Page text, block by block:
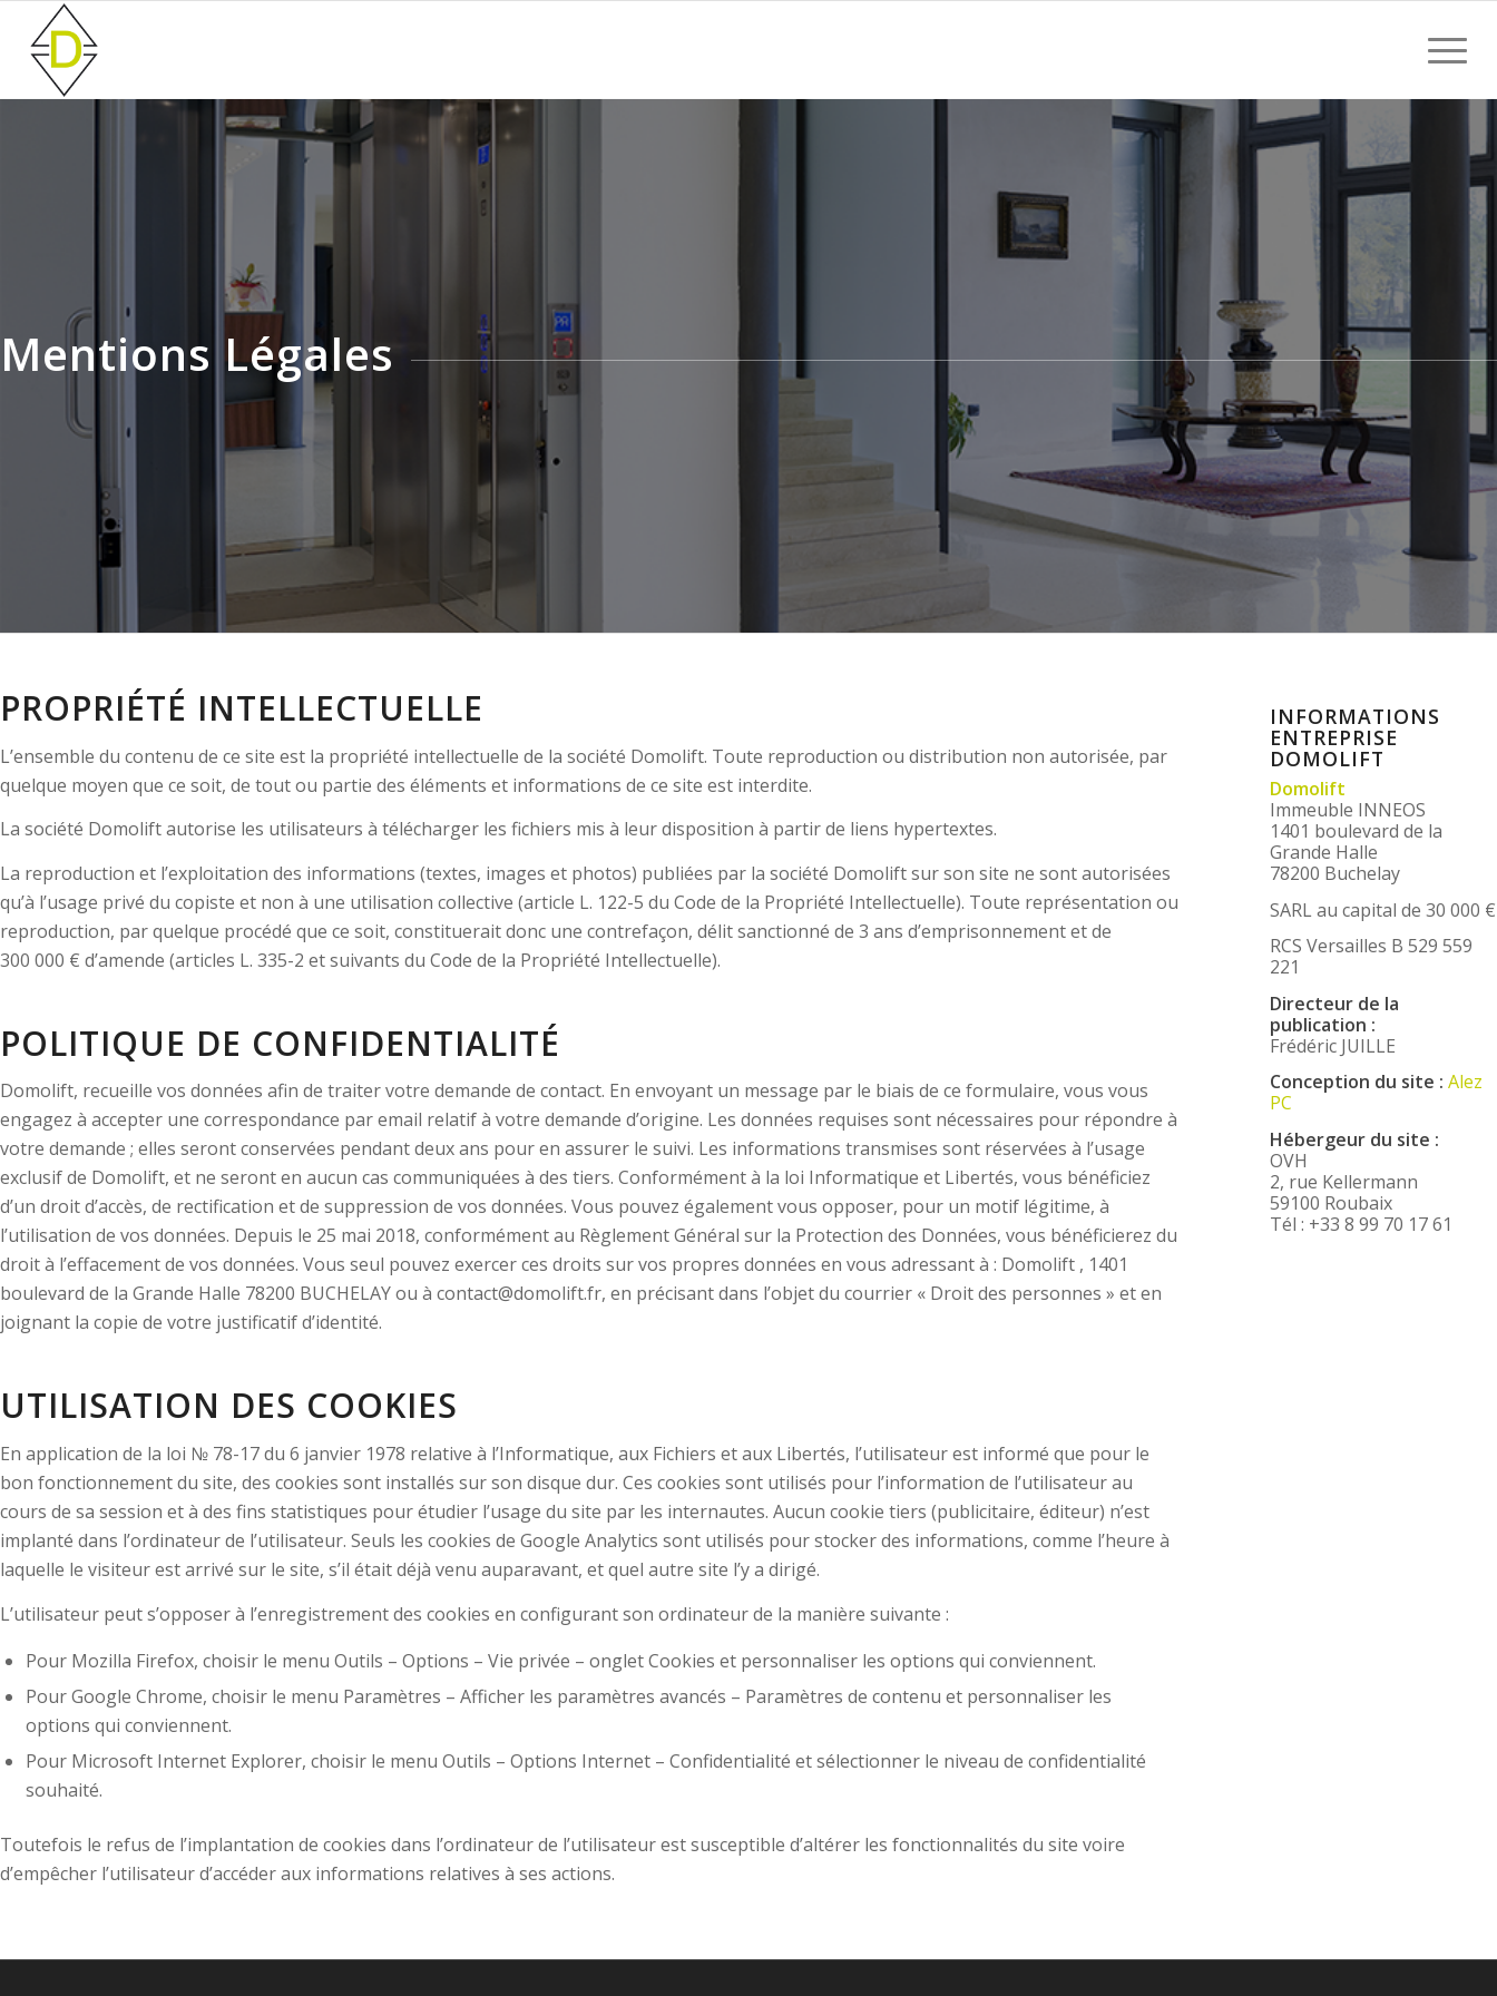
Mentions Légales
PROPRIÉTÉ INTELLECTUELLE
L’ensemble du contenu de ce site est la propriété intellectuelle de la société Domolift. Toute reproduction ou distribution non autorisée, par
quelque moyen que ce soit, de tout ou partie des éléments et informations de ce site est interdite.
La société Domolift autorise les utilisateurs à télécharger les fichiers mis à leur disposition à partir de liens hypertextes.
La reproduction et l’exploitation des informations (textes, images et photos) publiées par la société Domolift sur son site ne sont autorisées
qu’à l’usage privé du copiste et non à une utilisation collective (article L. 122-5 du Code de la Propriété Intellectuelle). Toute représentation ou
reproduction, par quelque procédé que ce soit, constituerait donc une contrefaçon, délit sanctionné de 3 ans d’emprisonnement et de
300 000 € d’amende (articles L. 335-2 et suivants du Code de la Propriété Intellectuelle).
POLITIQUE DE CONFIDENTIALITÉ
Domolift, recueille vos données afin de traiter votre demande de contact. En envoyant un message par le biais de ce formulaire, vous vous
engagez à accepter une correspondance par email relatif à votre demande d’origine. Les données requises sont nécessaires pour répondre à
votre demande ; elles seront conservées pendant deux ans pour en assurer le suivi. Les informations transmises sont réservées à l’usage
exclusif de Domolift, et ne seront en aucun cas communiquées à des tiers. Conformément à la loi Informatique et Libertés, vous bénéficiez
d’un droit d’accès, de rectification et de suppression de vos données. Vous pouvez également vous opposer, pour un motif légitime, à
l’utilisation de vos données. Depuis le 25 mai 2018, conformément au Règlement Général sur la Protection des Données, vous bénéficierez du
droit à l’effacement de vos données. Vous seul pouvez exercer ces droits sur vos propres données en vous adressant à : Domolift , 1401
boulevard de la Grande Halle 78200 BUCHELAY ou à contact@domolift.fr, en précisant dans l’objet du courrier « Droit des personnes » et en
joignant la copie de votre justificatif d’identité.
UTILISATION DES COOKIES
En application de la loi № 78-17 du 6 janvier 1978 relative à l’Informatique, aux Fichiers et aux Libertés, l’utilisateur est informé que pour le
bon fonctionnement du site, des cookies sont installés sur son disque dur. Ces cookies sont utilisés pour l’information de l’utilisateur au
cours de sa session et à des fins statistiques pour étudier l’usage du site par les internautes. Aucun cookie tiers (publicitaire, éditeur) n’est
implanté dans l’ordinateur de l’utilisateur. Seuls les cookies de Google Analytics sont utilisés pour stocker des informations, comme l’heure à
laquelle le visiteur est arrivé sur le site, s’il était déjà venu auparavant, et quel autre site l’y a dirigé.
L’utilisateur peut s’opposer à l’enregistrement des cookies en configurant son ordinateur de la manière suivante :
Pour Mozilla Firefox, choisir le menu Outils – Options – Vie privée – onglet Cookies et personnaliser les options qui conviennent.
Pour Google Chrome, choisir le menu Paramètres – Afficher les paramètres avancés – Paramètres de contenu et personnaliser les
options qui conviennent.
Pour Microsoft Internet Explorer, choisir le menu Outils – Options Internet – Confidentialité et sélectionner le niveau de confidentialité
souhaité.
Toutefois le refus de l’implantation de cookies dans l’ordinateur de l’utilisateur est susceptible d’altérer les fonctionnalités du site voire
d’empêcher l’utilisateur d’accéder aux informations relatives à ses actions.
INFORMATIONS
ENTREPRISE
DOMOLIFT
Domolift
Immeuble INNEOS
1401 boulevard de la
Grande Halle
78200 Buchelay
SARL au capital de 30 000 €
RCS Versailles B 529 559
221
Directeur de la
publication :
Frédéric JUILLE
Conception du site : Alez
PC
Hébergeur du site :
OVH
2, rue Kellermann
59100 Roubaix
Tél : +33 8 99 70 17 61